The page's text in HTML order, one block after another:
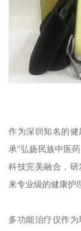
作为深圳知名的
承"弘扬民族中医
科技完美融合，
来专业级的健康护
多功能治疗仪作